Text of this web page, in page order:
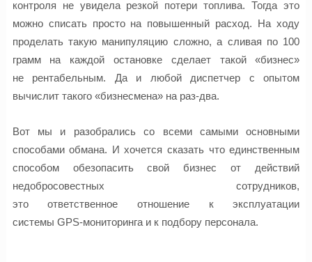
контроля не увидела резкой потери топлива. Тогда это
можно списать просто на повышенный расход. На ходу
проделать такую манипуляцию сложно, а сливая по 100
грамм на каждой остановке сделает такой «бизнес»
не рентабельным. Да и любой диспетчер с опытом
вычислит такого «бизнесмена» на раз-два.
Вот мы и разобрались со всеми самыми основными
способами обмана. И хочется сказать что единственным
способом обезопасить свой бизнес от действий
недобросовестных сотрудников,
этоответственное отношение к эксплуатации
системы GPS-мониторингаи к подбору персонала.